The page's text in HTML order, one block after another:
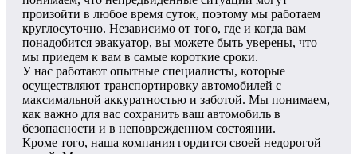
произойти в любое время суток, поэтому мы работаем
круглосуточно. Независимо от того, где и когда вам
понадобится эвакуатор, вы можете быть уверены, что
мы приедем к вам в самые короткие сроки.
У нас работают опытные специалисты, которые
осуществляют транспортировку автомобилей с
максимальной аккуратностью и заботой. Мы понимаем,
как важно для вас сохранить ваш автомобиль в
безопасности и в неповрежденном состоянии.
Кроме того, наша компания гордится своей недорогой